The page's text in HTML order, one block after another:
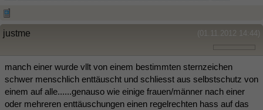
(01.11.2012 14:44)
justme
manch einer wurde vllt von einem bestimmten sternzeichen
schwer menschlich enttäuscht und schliesst aus selbstschutz von
einem auf alle......genauso wie einige frauen/männer nach einer
oder mehreren enttäuschungen einen regelrechten hass auf das